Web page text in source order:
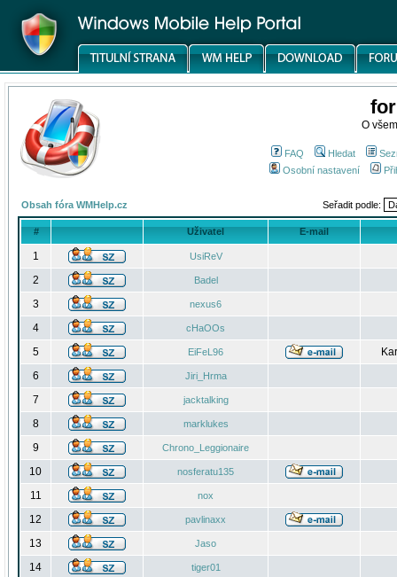
O
FAQ Hledat
Osobní nastavení
Obsah fóra WMHelp.cz Seřadit podle:
# Uživatel E-mail
1 UsiReV
2 Badel
3 nexus6
4 cHaOOs
5 EiFeL96
6
Jiri_Hrma
7 jacktalking
8 marklukes
9 Chrono_Leggionaire
10 nosferatu135
11 nox
12 pavlinaxx
13 Jaso
14 tiger01